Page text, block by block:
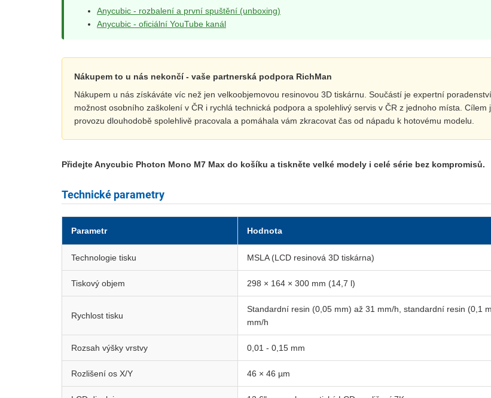
Anycubic - rozbalení a první spuštění (unboxing)
Anycubic - oficiální YouTube kanál
Nákupem to u nás nekončí - vaše partnerská podpora RichMan
Nákupem u nás získáváte víc než jen velkoobjemovou resinovou 3D tiskárnu. Součástí je expertní
možnost osobního zaškolení v ČR i rychlá technická podpora a spolehlivý servis v ČR z jednoho místa.
provozu dlouhodobě spolehlivě pracovala a pomáhala vám zkracovat čas od nápadu k hotovému modelu.
Přidejte Anycubic Photon Mono M7 Max do košíku a tiskněte velké modely i celé série bez kompromisů.
Technické parametry
Parametr Hodnota
Technologie tisku MSLA (LCD resinová 3D tiskárna)
Tiskový objem 298 × 164 × 300 mm (14,7 l)
Rychlost tisku
Standardní resin (0,05 mm) až 31 mm/h, standardní resin (0,1
mm/h
Rozsah výšky vrstvy 0,01 - 0,15 mm
Rozlišení os X/Y 46 × 46 µm